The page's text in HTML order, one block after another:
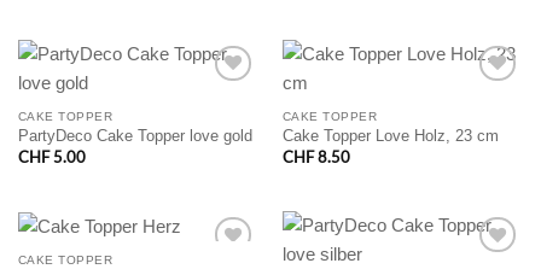
CAKE TOPPER
PartyDeco Cake Topper love gold
CHF5.00
CAKE TOPPER
Cake Topper Love Holz, 23 cm
CHF8.50
CAKE TOPPER